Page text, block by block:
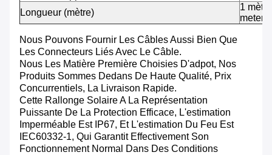
Longueur (mètre)
1
Nous Pouvons Fournir Les Câbles Aussi Bien Que
Les Connecteurs Liés Avec Le Câble.
Nous Les Matière Première Choisies D'adpot, Nos
Produits Sommes Dedans De Haute Qualité, Prix
Concurrentiels, La Livraison Rapide.
Cette Rallonge Solaire A La Représentation
Puissante De La Protection Efficace, L'estimation
Imperméable Est IP67, Et L'estimation Du Feu Est
IEC60332-1, Qui Garantit Effectivement Son
Fonctionnement Normal Dans Des Conditions